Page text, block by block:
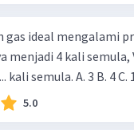
gas ideal mengalami
menjadi 4 kali
adalah ...... kali
5.0